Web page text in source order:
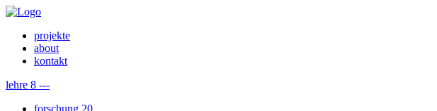
projekte
about
kontakt
lehre 8 ---
forschung 20